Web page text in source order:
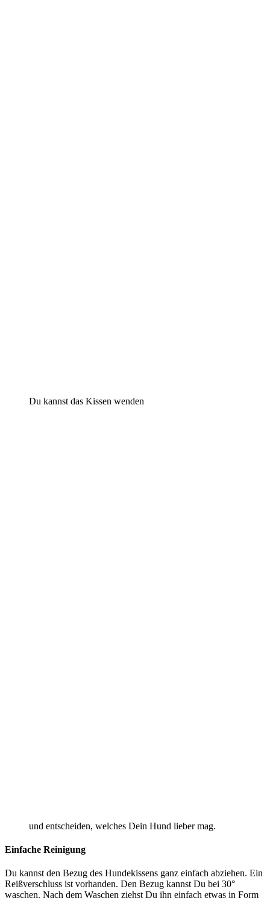
Du kannst das Kissen wenden
und entscheiden, welches Dein Hund lieber mag.
Einfache Reinigung
Du kannst den Bezug des Hundekissens ganz einfach abziehen. Ein
Reißverschluss ist vorhanden. Den Bezug kannst Du bei 30°
waschen. Nach dem Waschen ziehst Du ihn einfach etwas in Form